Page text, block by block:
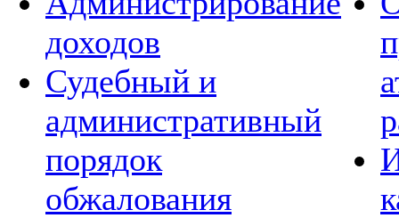
доходов
Судебный и
административный
порядок
обжалования